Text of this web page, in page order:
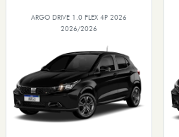
ARGO DRIVE 1.0 FLEX 4P 2026
2026/2026